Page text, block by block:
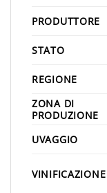
PRODUTTORE
STATO
REGIONE
ZONA DI
PRODUZIONE
UVAGGIO
VINIFICAZIONE